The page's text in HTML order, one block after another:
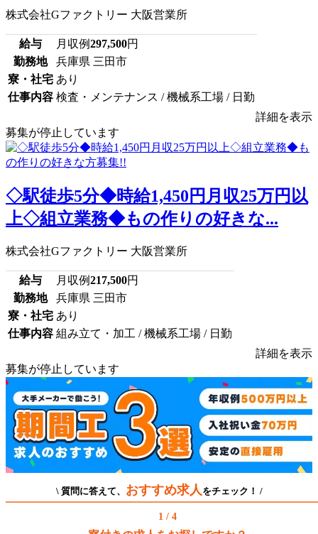
株式会社Gファクトリー 大阪営業所
給与 月収例297,500円
勤務地
兵庫県 三田市
寮・社宅 あり
仕事内容 検査・メンテナンス / 機械系工場 / 日勤
詳細を表示
募集が停止しています
◇駅徒歩5分◆時給1,450円月収25万円以
上◇組立業務◆もの作りの好きな...
株式会社Gファクトリー 大阪営業所
給与 月収例217,500円
勤務地
兵庫県 三田市
寮・社宅 あり
仕事内容 組み立て・加工 / 機械系工場 / 日勤
詳細を表示
募集が停止しています
\ 質問に答えて、 おすすめ求人 をチェック！ /
1 / 4